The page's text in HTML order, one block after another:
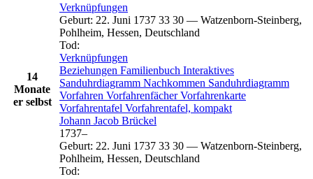
14
Monate
er selbst
Verknüpfungen
Geburt: 22. Juni 1737 33 30 — Watzenborn-Steinberg,
Pohlheim, Hessen, Deutschland
Tod:
Verknüpfungen
Beziehungen Familienbuch Interaktives
Sanduhrdiagramm Nachkommen Sanduhrdiagramm
Vorfahren VorfahrenfächerVorfahrenkarte
Vorfahrentafel Vorfahrentafel, kompakt
Johann Jacob Brückel
1737–
Geburt: 22. Juni 1737 33 30 — Watzenborn-Steinberg,
Pohlheim, Hessen, Deutschland
Tod: